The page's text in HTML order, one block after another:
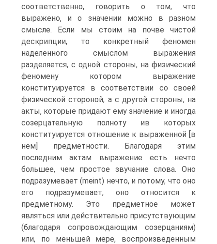
соответственно, говорить о том, что
выражено, и о значении можно в разном
смысле. Если мы стоим на почве чистой
дескрипции, то конкретный феномен
наделенного смыслом выражения
разделяется, с одной стороны, на физический
феномену котором выражение
конституируется в соответствии со своей
физической стороной, а с другой стороны, на
акты, которые придают ему значение и иногда
созерцательную полноту ив которых
конституируется отношение к выраженной [в
нем] предметности. Благодаря этим
последним актам выражение есть нечто
большее, чем простое звучание слова. Оно
подразумевает (meint) нечто, и потому, что оно
его подразумевает, оно относится к
предметному. Это предметное может
являться или действительно присутствующим
(благодаря сопровождающим созерцаниям)
или, по меньшей мере, воспроизведенным